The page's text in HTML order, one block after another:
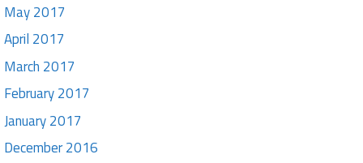
May 2017
April 2017
March 2017
February 2017
January 2017
December 2016